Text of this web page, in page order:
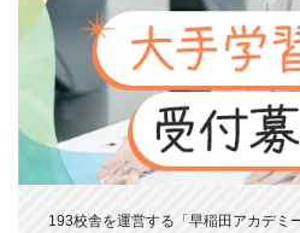
193校舎を運営する「早稲田アカデミ